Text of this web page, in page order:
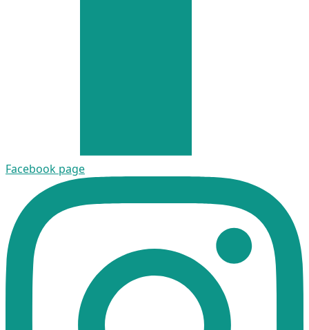
Facebook page